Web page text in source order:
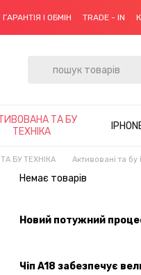
ГАРАНТІЯ І ОБМІН TRADE - IN
ТА БУ
ТЕХНІКА
БУ ТЕХНІКА Активовані та бу
Новий потужний
Чіп A18 забезпечує
Немає товарів